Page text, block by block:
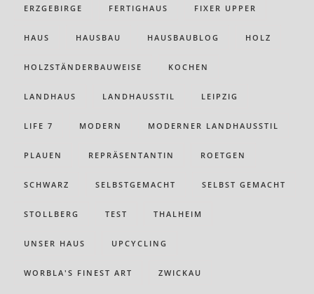
ERZGEBIRGE FERTIGHAUS FIXER UPPER
HAUS HAUSBAU HAUSBAUBLOG HOLZ
HOLZSTÄNDERBAUWEISE KOCHEN
LANDHAUS LANDHAUSSTIL LEIPZIG
LIFE 7 MODERN MODERNER LANDHAUSSTIL
PLAUEN REPRÄSENTANTIN ROETGEN
SCHWARZ SELBSTGEMACHT SELBST GEMACHT
STOLLBERG TEST THALHEIM
UNSER HAUS UPCYCLING
WORBLA'S FINEST ART ZWICKAU